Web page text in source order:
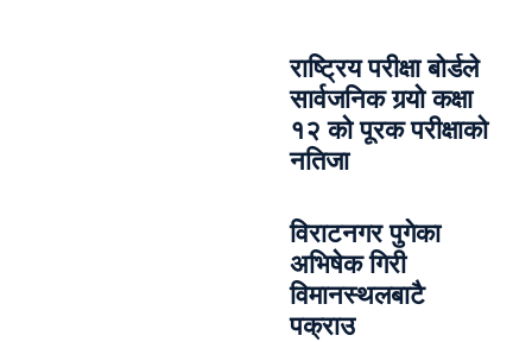
राष्ट्रिय परीक्षा बोर्डले
सार्वजनिक गर्‍यो कक्षा
१२ को पूरक परीक्षाको
नतिजा
विराटनगर पुगेका
अभिषेक गिरी
विमानस्थलबाटै
पक्राउ